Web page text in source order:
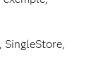
SingleStore,